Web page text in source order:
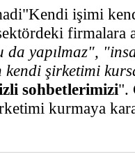
"Kendi işimi
firmalara
da yapılmaz",
kendi şirketimi
sohbetlerimizi".
kurmaya